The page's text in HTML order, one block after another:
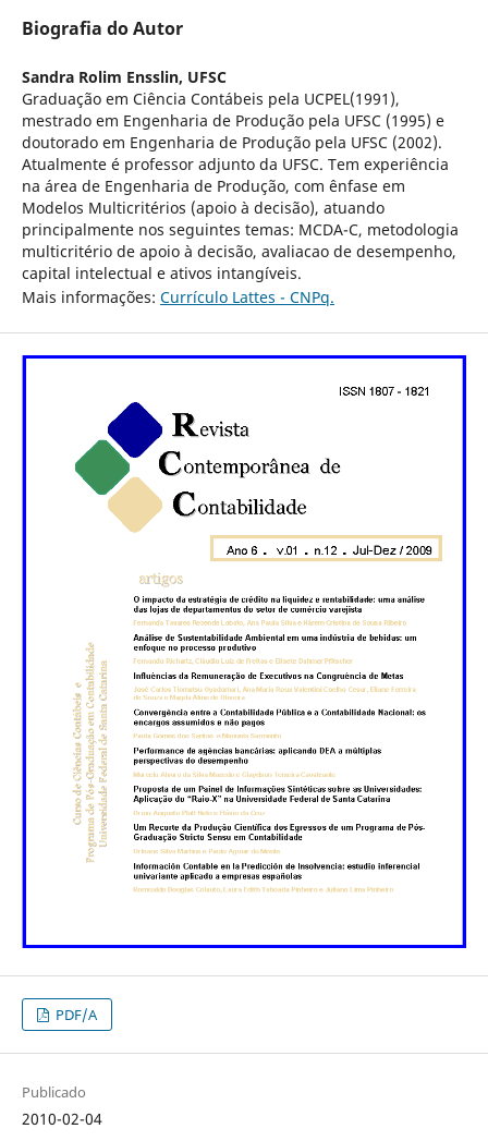
Biografia do Autor
Sandra Rolim Ensslin, UFSC
Graduação em Ciência Contábeis pela UCPEL(1991),
mestrado em Engenharia de Produção pela UFSC (1995) e
doutorado em Engenharia de Produção pela UFSC (2002).
Atualmente é professor adjunto da UFSC. Tem experiência
na área de Engenharia de Produção, com ênfase em
Modelos Multicritérios (apoio à decisão), atuando
principalmente nos seguintes temas: MCDA-C, metodologia
multicritério de apoio à decisão, avaliacao de desempenho,
capital intelectual e ativos intangíveis.
Mais informações: Currículo Lattes - CNPq.
PDF/A
Publicado
2010-02-04